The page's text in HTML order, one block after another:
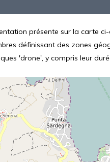
présente sur la carte
définissant des zones
'drone', y compris leur